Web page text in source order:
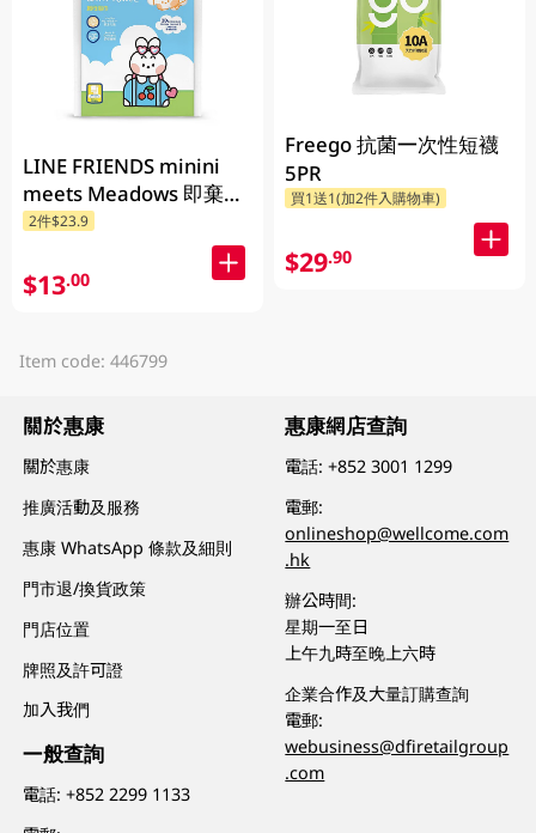
LINE FRIENDS minini
meets Meadows 即棄旅
行浴巾 1件
2件$23.9
$13.00
Freego 抗菌一次性短襪
5PR
買1送1(加2件入購物車)
$29.90
Item code: 446799
關於惠康
關於惠康
推廣活動及服務
惠康 WhatsApp 條款及細則
門市退/換貨政策
門店位置
牌照及許可證
加入我們
一般查詢
電話:+852 2299 1133
惠康網店查詢
電話:+852 3001 1299
電郵:
onlineshop@wellcome.com
.hk
辦公時間:
星期一至日
上午九時至晚上六時
企業合作及大量訂購查詢
電郵:
webusiness@dfiretailgroup
.com